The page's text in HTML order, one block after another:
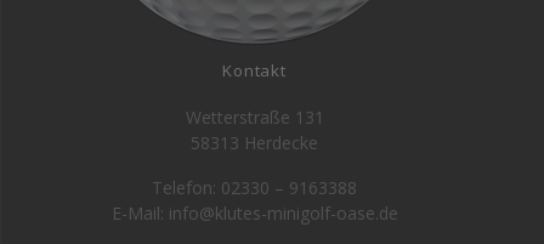
Kontakt
Wetterstraße 131
58313 Herdecke
Telefon: 02330 – 9163388
E-Mail: info@klutes-minigolf-oase.de